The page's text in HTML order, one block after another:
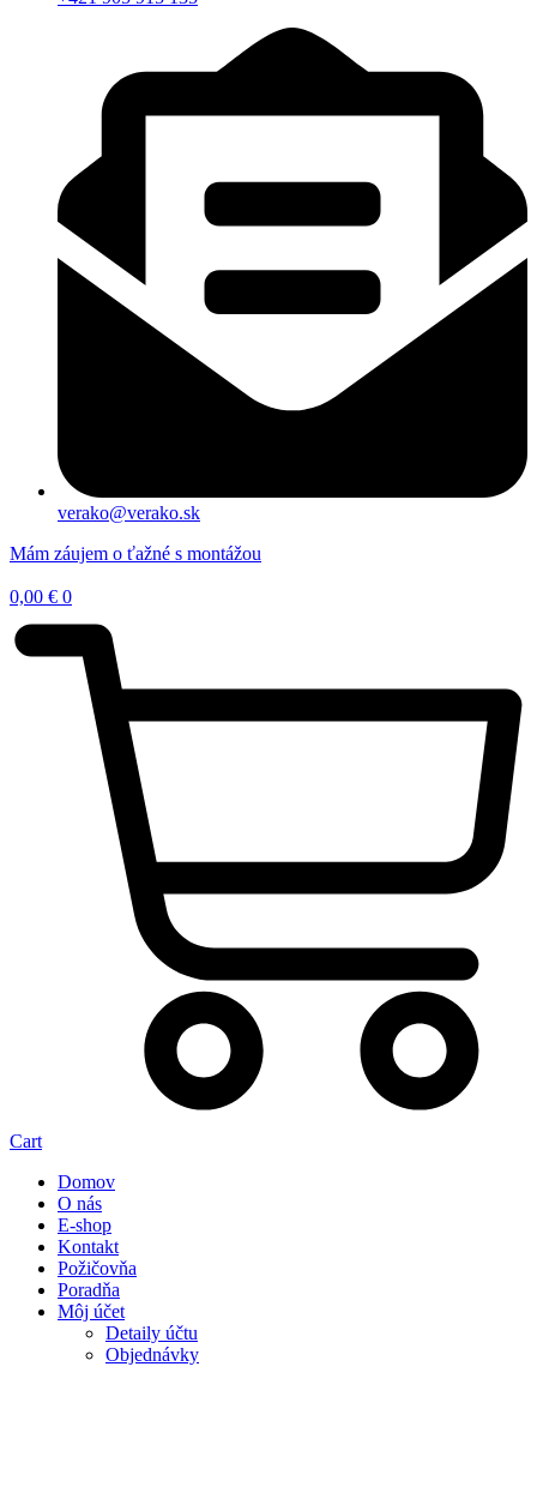
verako@verako.sk
Mám záujem o ťažné s montážou
0,00 € 0
Cart
Domov
O nás
E-shop
Kontakt
Požičovňa
Poradňa
Môj účet
Detaily účtu
Objednávky